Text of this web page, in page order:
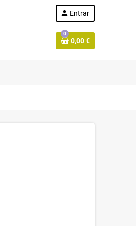
person Entrar
0
0,00 €